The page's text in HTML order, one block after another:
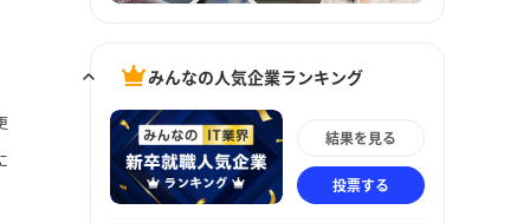
みんなの人気企業ランキング
結果を見る
投票する